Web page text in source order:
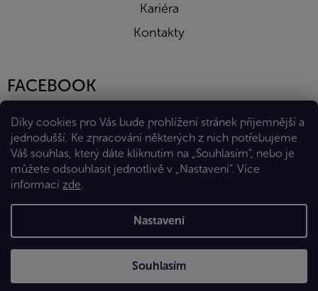
Díky cookies pro Vás bude prohlížení stránek příjemnější a
jednodušší. Ke zpracování některých z nich potřebujeme
Váš souhlas, který dáte kliknutím na „Souhlasím“, nebo je
můžete odsouhlasit jednotlivě v „Nastavení“. Více
informací zde.
Nastavení
Souhlasím
Kariéra
Kontakty
FACEBOOK
Vytvořil Shoptet Premium
Copyright 2026Eshop Diana Company, spol. s r.o.. Všechna
práva vyhrazena.